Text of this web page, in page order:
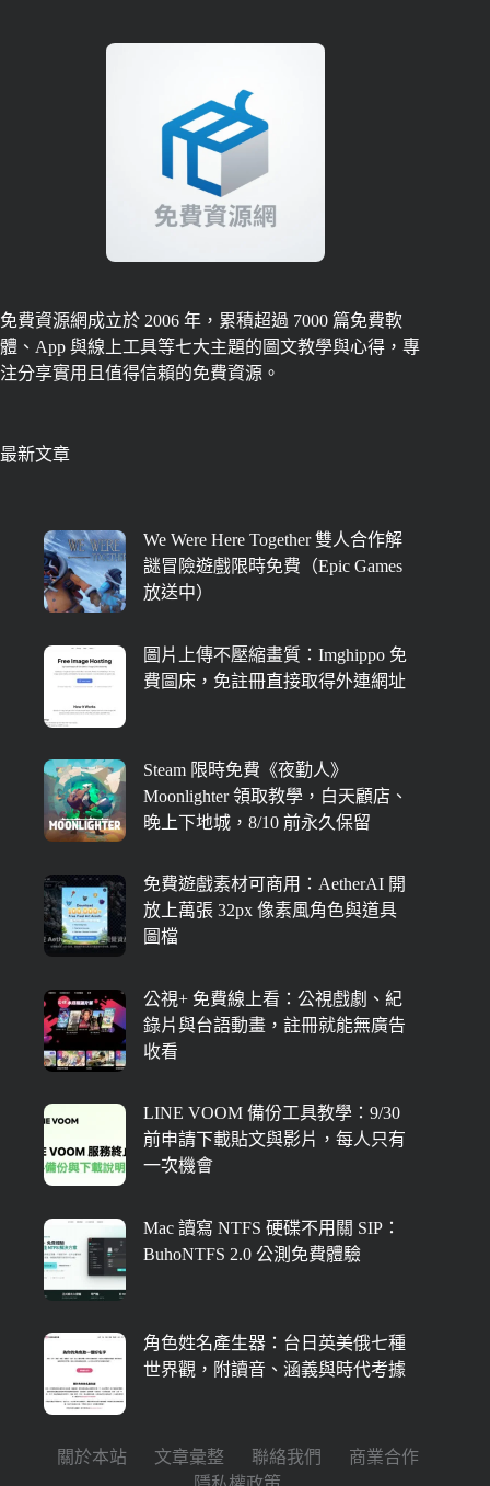
免費資源網成立於 2006 年，累積超過 7000 篇免費軟
體、App 與線上工具等七大主題的圖文教學與心得，專
注分享實用且值得信賴的免費資源。
最新文章
We Were Here Together 雙人合作解
謎冒險遊戲限時免費（Epic Games
放送中）
圖片上傳不壓縮畫質：Imghippo 免
費圖床，免註冊直接取得外連網址
Steam 限時免費《夜勤人》
Moonlighter 領取教學，白天顧店、
晚上下地城，8/10 前永久保留
免費遊戲素材可商用：AetherAI 開
放上萬張 32px 像素風角色與道具
圖檔
公視+ 免費線上看：公視戲劇、紀
錄片與台語動畫，註冊就能無廣告
收看
LINE VOOM 備份工具教學：9/30
前申請下載貼文與影片，每人只有
一次機會
Mac 讀寫 NTFS 硬碟不用關 SIP：
BuhoNTFS 2.0 公測免費體驗
角色姓名產生器：台日英美俄七種
世界觀，附讀音、涵義與時代考據
關於本站 文章彙整 聯絡我們
商業合作